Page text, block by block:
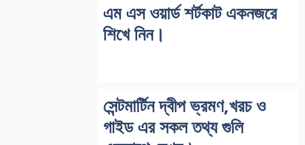
এম এস ওয়ার্ড শর্টকাট একনজরে
শিখে নিন।
সেন্টমার্টিন দ্বীপ ভ্রমণ,খরচ ও
গাইড এর সকল তথ্য গুলি